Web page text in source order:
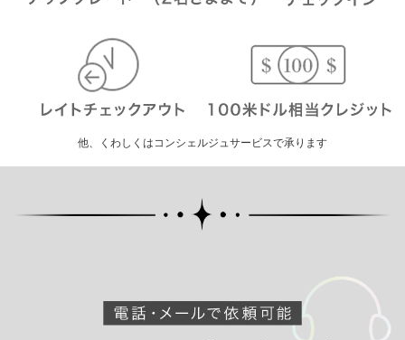
他、くわしくはコンシェルジュサービスで承ります